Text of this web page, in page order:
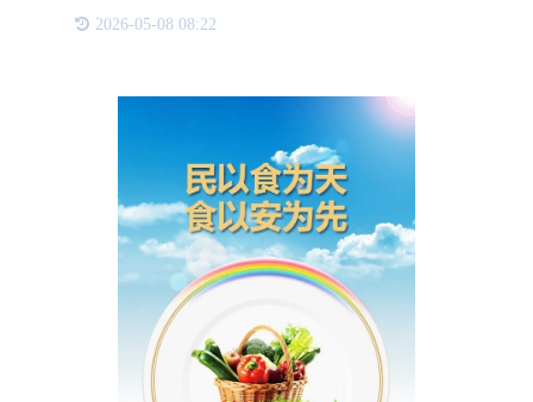
提供商，一直致力于为客户提供最安全、最可靠的防
伪解决方案。我们自豪地宣布，我们拥有自主印刷工
2026-05-08 08:22